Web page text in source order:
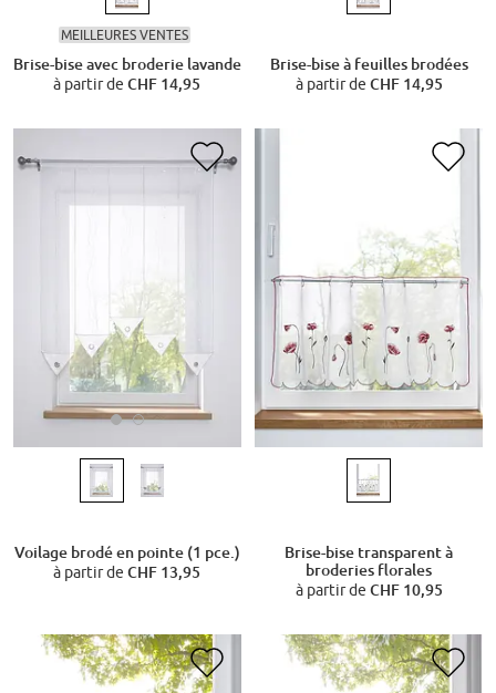
MEILLEURES VENTES
Brise-bise avec broderie lavande
à partir deCHF 14,95
Brise-bise à feuilles brodées
à partir de CHF 14,95
Voilage brodé en pointe (1 pce.)
à partir deCHF 13,95
Brise-bise transparent à
broderies florales
à partir de CHF 10,95